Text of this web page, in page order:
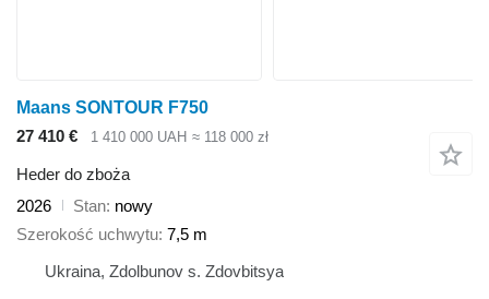
Maans SONTOUR F750
27 410 €
1 410 000 UAH ≈ 118 000 zł
Heder do zboża
2026
Stan nowy
Szerokość uchwytu 7,5 m
Ukraina, Zdolbunov s. Zdovbitsya